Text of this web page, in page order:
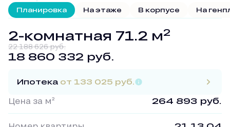
Планировка На этаже В корпусе На
2-комнатная 71.2 м2
22 188 626 руб.
18 860 332 руб.
Ипотека от 133 025 руб.
Цена за м² 264 893 руб.